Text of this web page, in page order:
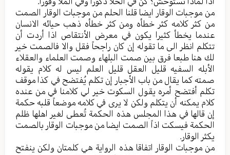
من موجبات الوقار ايضا قلنا الحلم من موجبات الوقار الصمت
من كثر كلامه كثر خطأه ومن كثر خطأه ذهب حيائه الانسان
عندما يخطأ كثيرا يكون في معرض الأنتقاص اذا أردت أن
تتكلم انظر الى ما تقوله إن كان راجحاً فقل والا فالصمت خير
لك هنا طبعا فرق بين صمت البلهاء وصمت العلماء والعقلاء
الأبله السفيه قليل العقل قليل العلم ليس له كلام يقوله
صمته كما يقال من باب الأجبار إن تكلم يُفتضح في كذا موقف
تكلم أفتضح أمره يقول السكوت خير لي كلامنا في من عنده
كلام يمكنه أن يتكلم ولكن لا يرى في كلامه موضعاً قلبه حكمة
إن قالها في هذا المجلس هذه الحكمة تُعطى لغير اهلها ظلم
الحكمة فيسكت اذاً الصمت ايضا من موجبات الوقار بالصمت
يكثر الوقار.
من موجبات الوقار اتفاقا هذه الرواية هي كلمتان ولكن ينفتح